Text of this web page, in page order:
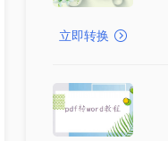
立即转换